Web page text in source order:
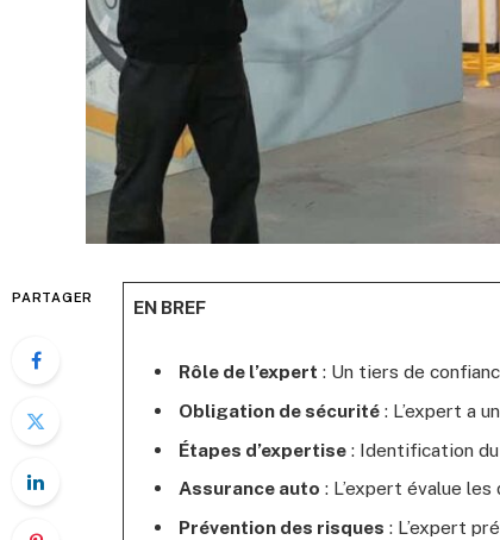
PARTAGER EN BREF
Rôle de l’expert : Un tiers de
Obligation de sécurité: L’expert a
Étapes d’expertise: Identification du
Assurance auto : L’expert évalue
Prévention des risques : L’expert